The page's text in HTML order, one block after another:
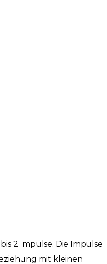
2 Impulse. Die Impulse
mit kleinen